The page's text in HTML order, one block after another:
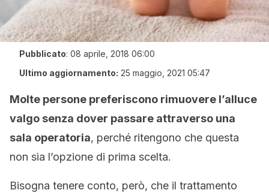
Pubblicato: 08 aprile, 2018 06:00
Ultimo aggiornamento: 25 maggio, 2021 05:47
Molte persone preferiscono rimuovere l’alluce
valgo senza dover passare attraverso una
sala operatoria, perché ritengono che questa
non sia l’opzione di prima scelta.
Bisogna tenere conto, però, che il trattamento